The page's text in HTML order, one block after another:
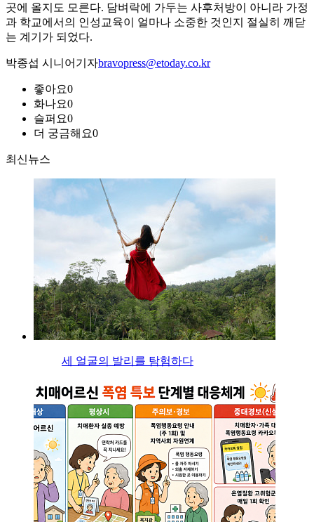
곳에 올지도 모른다. 담벼락에 가두는 사후처방이 아니라 가정
과 학교에서의 인성교육이 얼마나 소중한 것인지 절실히 깨닫
는 계기가 되었다.
박종섭 시니어기자bravopress@etoday.co.kr
좋아요0
화나요0
슬퍼요0
더 궁금해요0
최신뉴스
세 얼굴의 발리를 탐험하다